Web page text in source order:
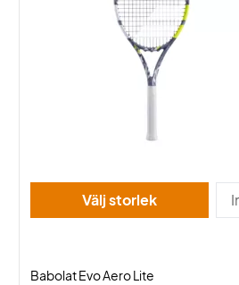
Välj storlek
Babolat Evo Aero Lite